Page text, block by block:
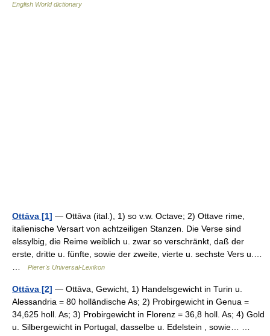
English World dictionary
Ottāva [1] — Ottāva (ital.), 1) so v.w. Octave; 2) Ottave rime,
italienische Versart von achtzeiligen Stanzen. Die Verse sind
elssylbig, die Reime weiblich u. zwar so verschränkt, daß der
erste, dritte u. fünfte, sowie der zweite, vierte u. sechste Vers u.…
Pierer's Universal-Lexikon
Ottāva [2] — Ottāva, Gewicht, 1) Handelsgewicht in Turin u.
Alessandria = 80 holländische As; 2) Probirgewicht in Genua =
34,625 holl. As; 3) Probirgewicht in Florenz = 36,8 holl. As; 4) Gold
u. Silbergewicht in Portugal, dasselbe u. Edelstein , sowie… …